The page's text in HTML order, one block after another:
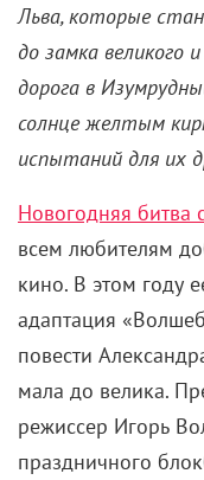
Льва, которые
до замка великого
дорога в
солнце желтым
испытаний для их
Новогодняя битва
всем любителям
кино. В этом году
адаптация
повести
мала до велика.
режиссер Игорь
праздничного